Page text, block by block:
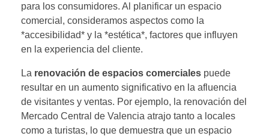
para los consumidores. Al planificar un espacio
comercial, consideramos aspectos como la
*accesibilidad* y la *estética*, factores que influyen
en la experiencia del cliente.
La renovación de espacios comerciales puede
resultar en un aumento significativo en la afluencia
de visitantes y ventas. Por ejemplo, la renovación del
Mercado Central de Valencia atrajo tanto a locales
como a turistas, lo que demuestra que un espacio